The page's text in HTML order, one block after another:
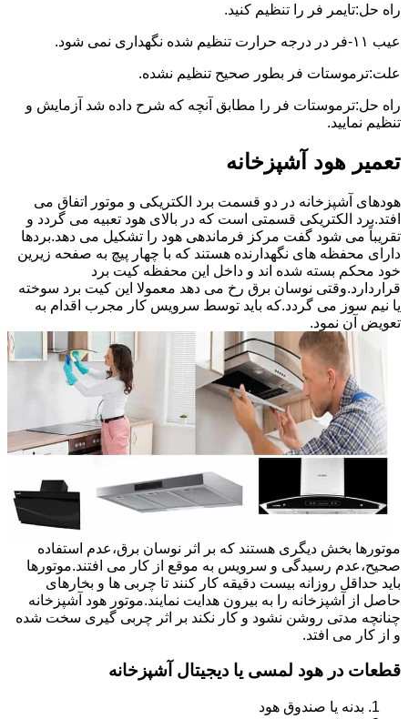
راه حل:تایمر فر را تنظیم کنید.
عیب ۱۱-فر در درجه حرارت تنظیم شده نگهداری نمی شود.
علت:ترموستات فر بطور صحیح تنظیم نشده.
راه حل:ترموستات فر را مطابق آنچه که شرح داده شد آزمایش و
تنظیم نمایید.
تعمیر هود آشپزخانه
هودهای آشپزخانه در دو قسمت برد الکتریکی و موتور اتفاق می
افتد.برد الکتریکی قسمتی است که در بالای هود تعبیه می گردد و
تقریباً می شود گفت مرکز فرماندهی هود را تشکیل می دهد.بردها
دارای محفظه های نگهدارنده هستند که با چهار پیچ به صفحه زیرین
خود محکم بسته شده اند و داخل این محفظه کیت برد
قراردارد.وقتی نوسان برق رخ می دهد معمولا این کیت برد سوخته
یا نیم سوز می گردد.که باید توسط سرویس کار مجرب اقدام به
تعویض آن نمود.
موتورها بخش دیگری هستند که بر اثر نوسان برق،عدم استفاده
صحیح،عدم رسیدگی و سرویس به موقع از کار می افتند.موتورها
باید حداقل روزانه بیست دقیقه کار کنند تا چربی ها و بخارهای
حاصل از آشپزخانه را به بیرون هدایت نمایند.موتور هود آشپزخانه
چنانچه مدتی روشن نشود و کار نکند بر اثر چربی گیری سخت شده
و از کار می افتد.
قطعات در هود لمسی یا دیجیتال آشپزخانه
بدنه یا صندوق هود